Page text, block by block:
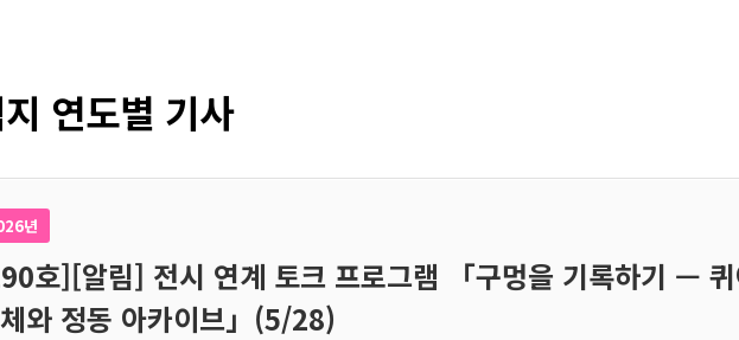
연도별 기사
년
호][알림] 전시 연계 토크 프로그램 「구멍을 기록하기 — 퀴
와 정동 아카이브」(5/28)